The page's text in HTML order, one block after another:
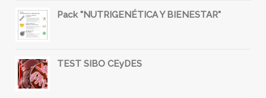
Pack "NUTRIGENÉTICA Y BIENESTAR"
TEST SIBO CEyDES